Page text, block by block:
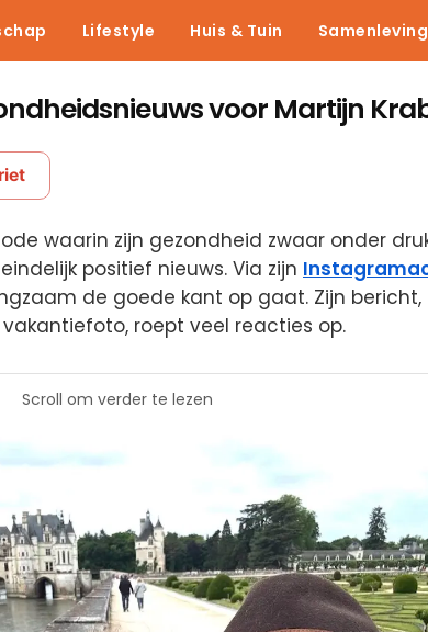
Lifestyle Huis & Tuin Samenleving
voor Martijn
waarin zijn gezondheid zwaar onder
positief nieuws. Via zijn
de goede kant op gaat. Zijn bericht,
roept veel reacties op.
Scroll om verder te lezen